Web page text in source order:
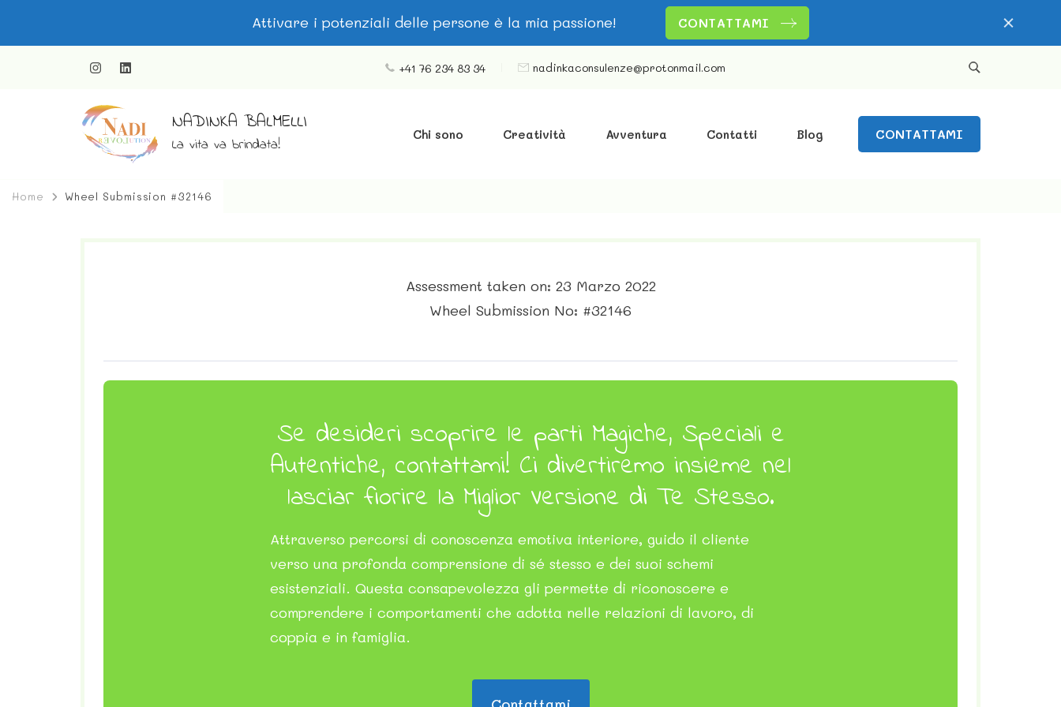
Attivare i potenziali delle persone è la mia passione! CONTATTAMI
+41 76 234 83 34 nadinkaconsulenze@protonmail.com
NADINKA BALMELLI
La vita va brindata!
Chi sono Creatività Avventura Contatti Blog CONTATTAMI
Home Wheel Submission #32146
Assessment taken on: 23 Marzo 2022
Wheel Submission No: #32146
Se desideri scoprire le parti Magiche, Speciali e
Autentiche, contattami! Ci divertiremo insieme nel
lasciar fiorire la Miglior Versione di Te Stesso.
Attraverso percorsi di conoscenza emotiva interiore, guido il cliente
verso una profonda comprensione di sé stesso e dei suoi schemi
esistenziali. Questa consapevolezza gli permette di riconoscere e
comprendere i comportamenti che adotta nelle relazioni di lavoro, di
coppia e in famiglia.